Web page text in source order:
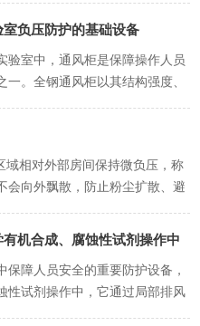
校准、过滤效率的测定以及气溶
雾化或分散为悬浮于气体中的微
负压防护的基础设备
验室中，通风柜是保障操作人员
一。全钢通风柜以其结构强度、
体类型。它通过负压气流将实验
、蒸气或粉尘有效捕集并排出室
险之间建立一道物理隔离屏障。
域相对外部房间保持微负压，称
会向外飘散，防止粉尘扩散、避
集。2.全304不锈钢柜体内壁圆
表面光滑致密，极易擦拭清洁，
耐消毒擦拭。3.多级过滤系统初
机合成、腐蚀性试剂操作中
保障人员安全的重要防护设备，
性试剂操作中，它通过局部排风